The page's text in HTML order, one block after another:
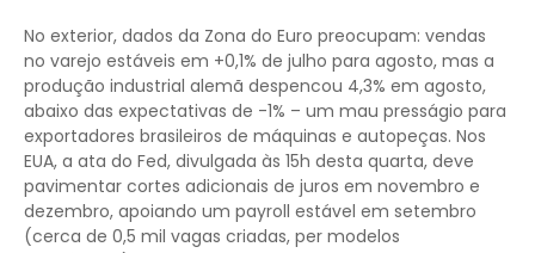
No exterior, dados da Zona do Euro preocupam: vendas
no varejo estáveis em +0,1% de julho para agosto, mas a
produção industrial alemã despencou 4,3% em agosto,
abaixo das expectativas de -1% – um mau presságio para
exportadores brasileiros de máquinas e autopeças. Nos
EUA, a ata do Fed, divulgada às 15h desta quarta, deve
pavimentar cortes adicionais de juros em novembro e
dezembro, apoiando um payroll estável em setembro
(cerca de 0,5 mil vagas criadas, per modelos